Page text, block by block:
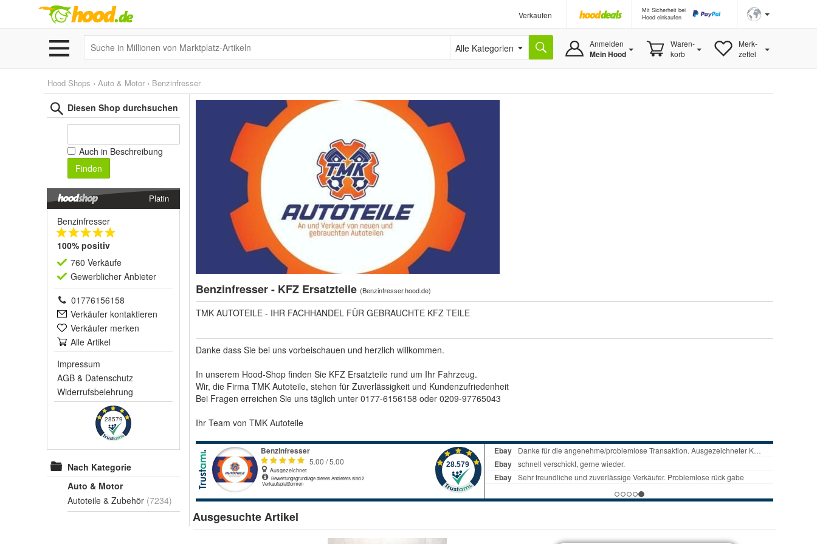
Verkaufen
Mit Sicherheit bei
Hood einkaufen
Alle Kategorien Anmelden
Mein Hood
Waren-
korb
Merk-
zettel
Hood Shops › Auto & Motor › Benzinfresser
Diesen Shop durchsuchen
Auch in Beschreibung
Finden
Platin
Benzinfresser
100% positiv
760 Verkäufe
Gewerblicher Anbieter
01776156158
Verkäufer kontaktieren
Verkäufer merken
Alle Artikel
Impressum
AGB & Datenschutz
Widerrufsbelehrung
28579
Nach Kategorie
Auto & Motor
Autoteile & Zubehör (7234)
Benzinfresser - KFZ Ersatzteile (Benzinfresser.hood.de)
TMK AUTOTEILE - IHR FACHHANDEL FÜR GEBRAUCHTE KFZ TEILE
Danke dass Sie bei uns vorbeischauen und herzlich willkommen.
In unserem Hood-Shop finden Sie KFZ Ersatzteile rund um Ihr Fahrzeug.
Wir, die Firma TMK Autoteile, stehen für Zuverlässigkeit und Kundenzufriedenheit
Bei Fragen erreichen Sie uns täglich unter 0177-6156158 oder 0209-97765043
Ihr Team von TMK Autoteile
Ausgesuchte Artikel